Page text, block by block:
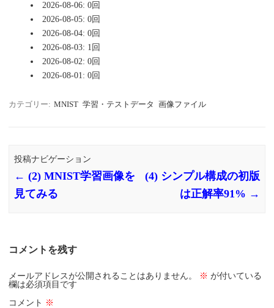
2026-08-06: 0回
2026-08-05: 0回
2026-08-04: 0回
2026-08-03: 1回
2026-08-02: 0回
2026-08-01: 0回
カテゴリー: MNIST 学習・テストデータ 画像ファイル
投稿ナビゲーション
← (2) MNIST学習画像を
見てみる
(4) シンプル構成の初版
は正解率91% →
コメントを残す
メールアドレスが公開されることはありません。 ※ が付いている
欄は必須項目です
コメント ※